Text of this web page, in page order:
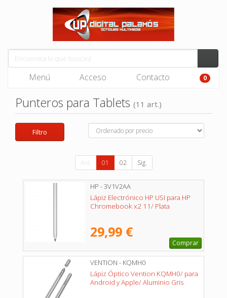
Menú Acceso Contacto 0
Punteros para Tablets (11 art.)
Filtro
Ant. 01 02 Sig.
HP - 3V1V2AA
Lápiz Electrónico HP USI para HP
Chromebook x2 11/ Plata
29,99 €
Comprar
VENTION - KQMH0
Lápiz Óptico Vention KQMH0/ para
Android y Apple/ Aluminio Gris